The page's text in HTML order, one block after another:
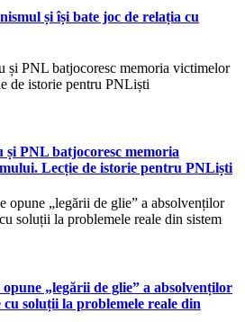
și își bate joc de relația cu
PNL batjocoresc memoria
Lecție de istorie pentru PNLiști
„legării de glie” a absolvenților
soluții la problemele reale din